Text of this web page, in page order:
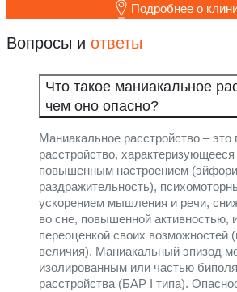
Подробнее о
Вопросы и ответы
Что такое маниакальное
чем оно опасно?
Маниакальное расстройство – это
расстройство, характеризующееся
повышенным настроением
раздражительность),
ускорением мышления и речи,
во сне, повышенной активностью,
переоценкой своих возможностей
величия). Маниакальный эпизод
изолированным или частью
расстройства (БАР I типа).